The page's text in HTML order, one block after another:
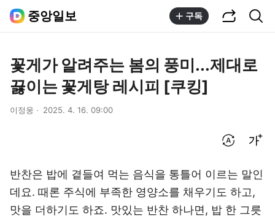
중앙일보 구독
꽃게가 알려주는 봄의 풍미...제대로
끓이는 꽃게탕 레시피 [쿠킹]
이정웅 2025. 4. 16. 09:00
반찬은 밥에 곁들여 먹는 음식을 통틀어 이르는 말인
데요. 때론 주식에 부족한 영양소를 채우기도 하고,
맛을 더하기도 하죠. 맛있는 반찬 하나면, 밥 한 그릇